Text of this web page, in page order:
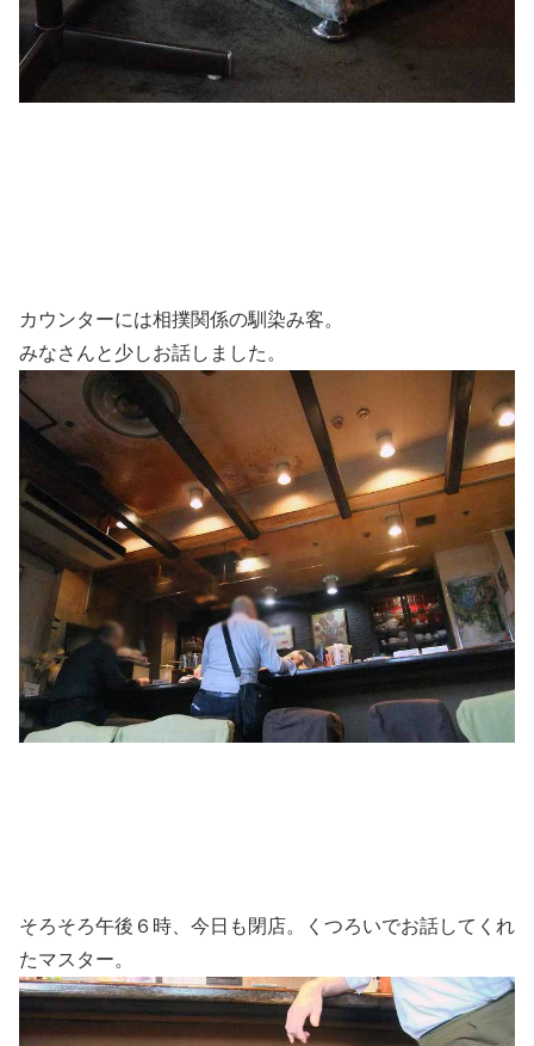
カウンターには相撲関係の馴染み客。
みなさんと少しお話しました。
そろそろ午後６時、今日も閉店。くつろいでお話してくれ
たマスター。